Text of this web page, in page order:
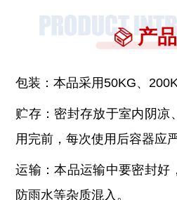
产品
包装：本品采用50KG、
贮存：密封存放于室内阴凉
用完前，每次使用后容器应
运输：本品运输中要密封好
防雨水等杂质混入。